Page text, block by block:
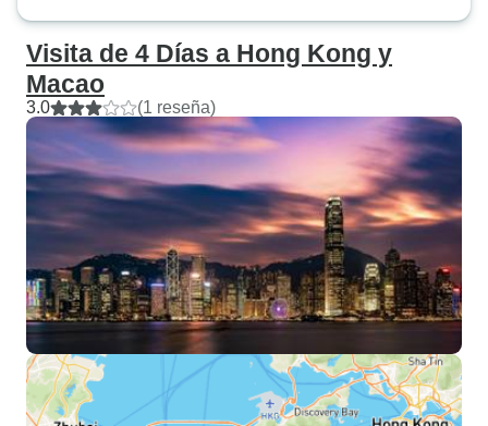
Visita de 4 Días a Hong Kong y
Macao
3.0 (1 reseña)